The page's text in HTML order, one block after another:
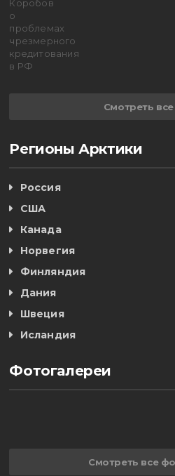
Смотреть все
Регионы Арктики
Россия
США
Канада
Норвегия
Финляндия
Дания
Швеция
Исландия
Фотогалереи
Смотреть все